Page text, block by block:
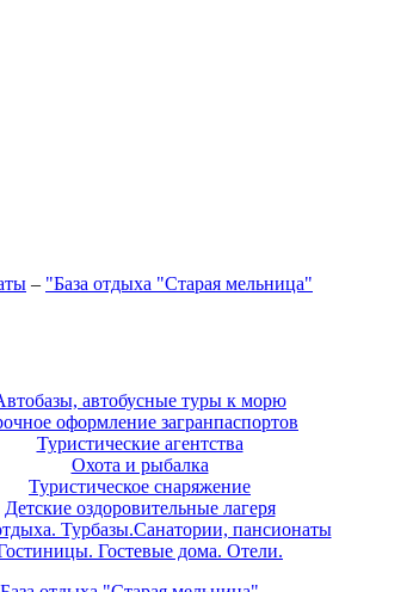
– "База отдыха "Старая мельница"
автобусные туры к морю
оформление загранпаспортов
Туристические агентства
Охота и рыбалка
Туристическое снаряжение
Детские оздоровительные лагеря
Турбазы.Санатории, пансионаты
Гостевые дома. Отели.